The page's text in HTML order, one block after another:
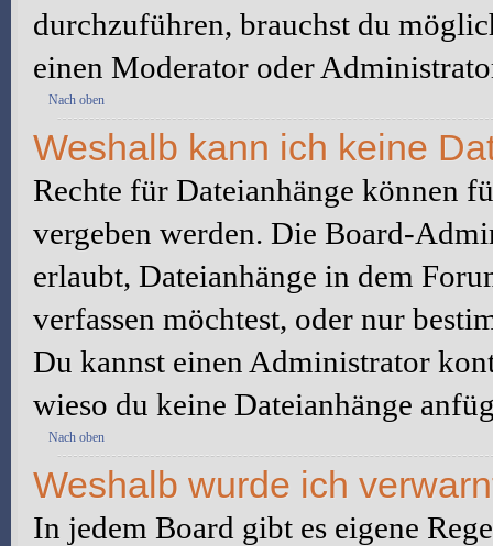
durchzuführen, brauchst du
einen Moderator oder
Nach oben
Weshalb kann ich keine
Rechte für Dateianhänge können
vergeben werden. Die Board-
erlaubt, Dateianhänge in dem
verfassen möchtest, oder nur
Du kannst einen Administrator
wieso du keine Dateianhänge
Nach oben
Weshalb wurde ich
In jedem Board gibt es eigene